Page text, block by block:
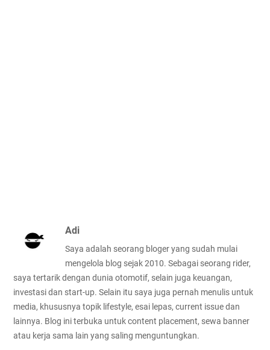
Adi
Saya adalah seorang bloger yang sudah mulai
mengelola blog sejak 2010. Sebagai seorang rider,
saya tertarik dengan dunia otomotif, selain juga keuangan,
investasi dan start-up. Selain itu saya juga pernah menulis untuk
media, khususnya topik lifestyle, esai lepas, current issue dan
lainnya. Blog ini terbuka untuk content placement, sewa banner
atau kerja sama lain yang saling menguntungkan.